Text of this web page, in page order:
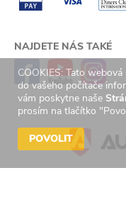
COOKIES: Tato
do vašeho počítače
vám poskytne naše
prosím na tlačítko
POVOLIT
NAJDETE NÁS TAKÉ